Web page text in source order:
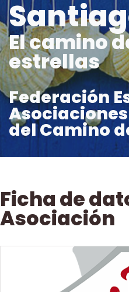
El camino
estrellas
Federación
del Camino
Ficha de
Asociación